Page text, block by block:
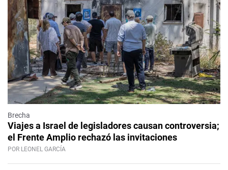
Brecha
Viajes a Israel de legisladores causan controversia;
el Frente Amplio rechazó las invitaciones
POR LEONEL GARCÍA